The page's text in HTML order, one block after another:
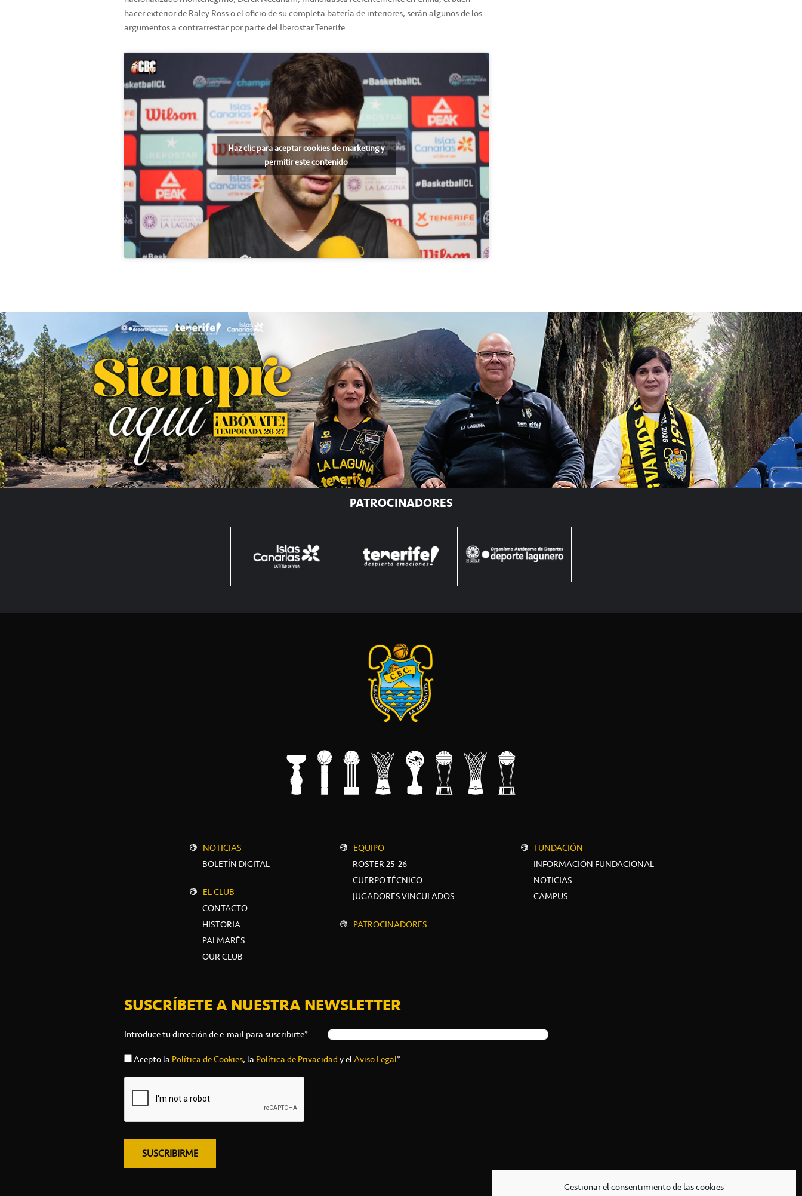
Gestionar el consentimiento de las cookies
hacer exterior de Raley Ross o el oficio de su completa batería de interiores, serán algunos de los
argumentos a contrarrestar por parte del Iberostar Tenerife.
Haz clic para aceptar cookies de marketing y
permitir este contenido
PATROCINADORES
NOTICIAS
BOLETÍN DIGITAL
EL CLUB
CONTACTO
HISTORIA
PALMARÉS
OUR CLUB
EQUIPO
ROSTER 25-26
CUERPO TÉCNICO
JUGADORES VINCULADOS
PATROCINADORES
FUNDACIÓN
INFORMACIÓN FUNDACIONAL
NOTICIAS
CAMPUS
SUSCRÍBETE A NUESTRA NEWSLETTER
Introduce tu dirección de e-mail para suscribirte*
Acepto laPolítica de Cookies, laPolítica de Privacidady elAviso Legal*